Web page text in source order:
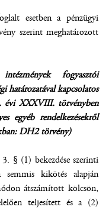
esetben a pénzügyi
szerint meghatározott
fogyasztói
határozatával kapcsolatos
évi XXXVIII. törvényben
egyéb rendelkezésekről
DH2 törvény)
§ (1) bekezdése szerinti
semmis kikötés alapján
átszámított kölcsön,
teljesített és a (2)